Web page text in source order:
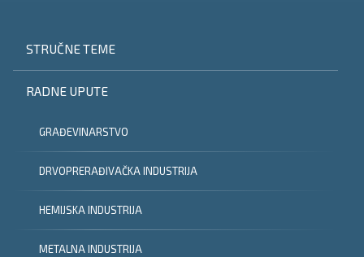
STRUČNE TEME
RADNE UPUTE
GRAĐEVINARSTVO
DRVOPRERAĐIVAČKA INDUSTRIJA
HEMIJSKA INDUSTRIJA
METALNA INDUSTRIJA